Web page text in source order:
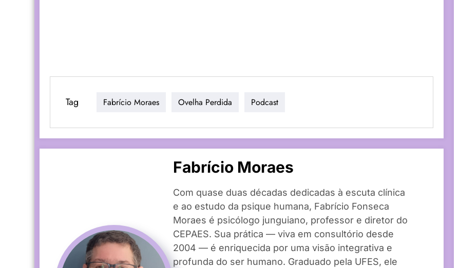
Tag Fabrício Moraes Ovelha Perdida Podcast
Fabrício Moraes
Com quase duas décadas dedicadas à escuta clínica
e ao estudo da psique humana, Fabrício Fonseca
Moraes é psicólogo junguiano, professor e diretor do
CEPAES. Sua prática — viva em consultório desde
2004 — é enriquecida por uma visão integrativa e
profunda do ser humano. Graduado pela UFES, ele